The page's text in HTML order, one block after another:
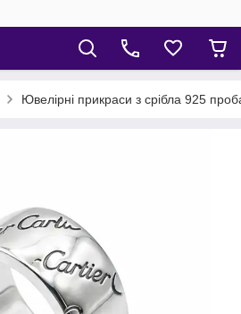
Ювелірні прикраси з срібла 925